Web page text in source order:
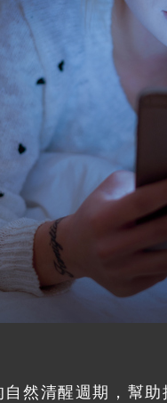
然清醒週期，幫助